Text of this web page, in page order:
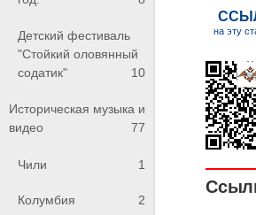
Детский фестиваль
"Стойкий оловянный
содатик"
10
Историческая музыка и
видео
77
Чили 1
Колумбия 2